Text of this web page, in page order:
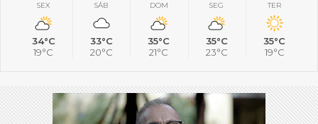
SEX
34°C
19°C
SÁB
33°C
20°C
DOM
35°C
21°C
SEG
35°C
23°C
TER
35°C
19°C